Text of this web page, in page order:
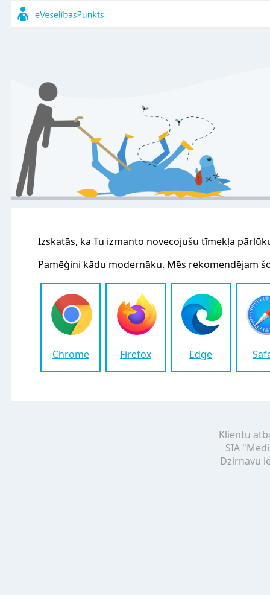
Izskatās, ka Tu izmanto novecojušu tīmekļa
Pamēģini kādu modernāku. Mēs rekomendējam
Chrome Firefox Edge
Klientu
SIA
Dzirnavu